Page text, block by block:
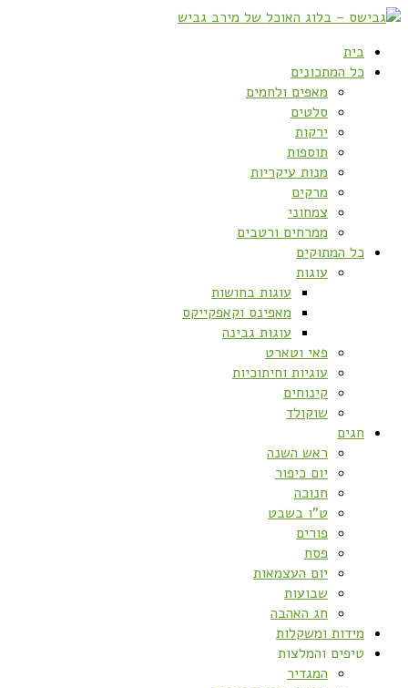
בית
כל המתכונים
מאפים ולחמים
סלטים
ירקות
תוספות
מנות עיקריות
מרקים
צמחוני
ממרחים ורטבים
כל המתוקים
עוגות
עוגות בחושות
מאפינס וקאפקייקס
עוגות גבינה
פאי וטארט
עוגיות וחיתוכיות
קינוחים
שוקולד
חגים
ראש השנה
יום כיפור
חנוכה
ט”ו בשבט
פורים
פסח
יום העצמאות
שבועות
חג האהבה
מידות ומשקלות
טיפים והמלצות
המגדיר